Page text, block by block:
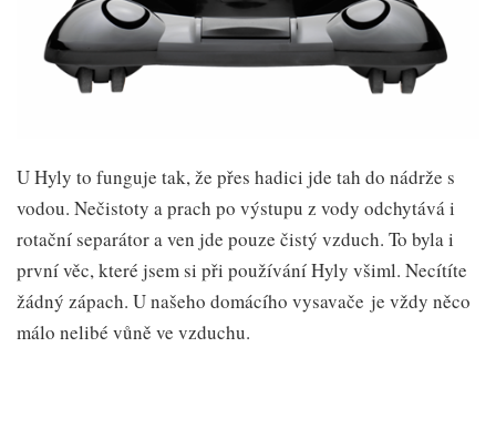
U Hyly to funguje tak, že přes hadici jde tah do nádrže s
vodou. Nečistoty a prach po výstupu z vody odchytává i
rotační separátor a ven jde pouze čistý vzduch. To byla i
první věc, které jsem si při používání Hyly všiml. Necítíte
žádný zápach. U našeho domácího vysavače je vždy něco
málo nelibé vůně ve vzduchu.